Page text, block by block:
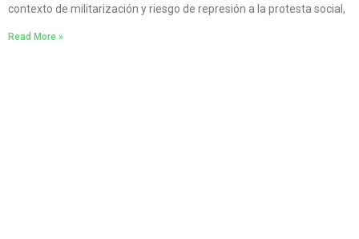
contexto de militarización y riesgo de represión a la protesta social,
Read More »